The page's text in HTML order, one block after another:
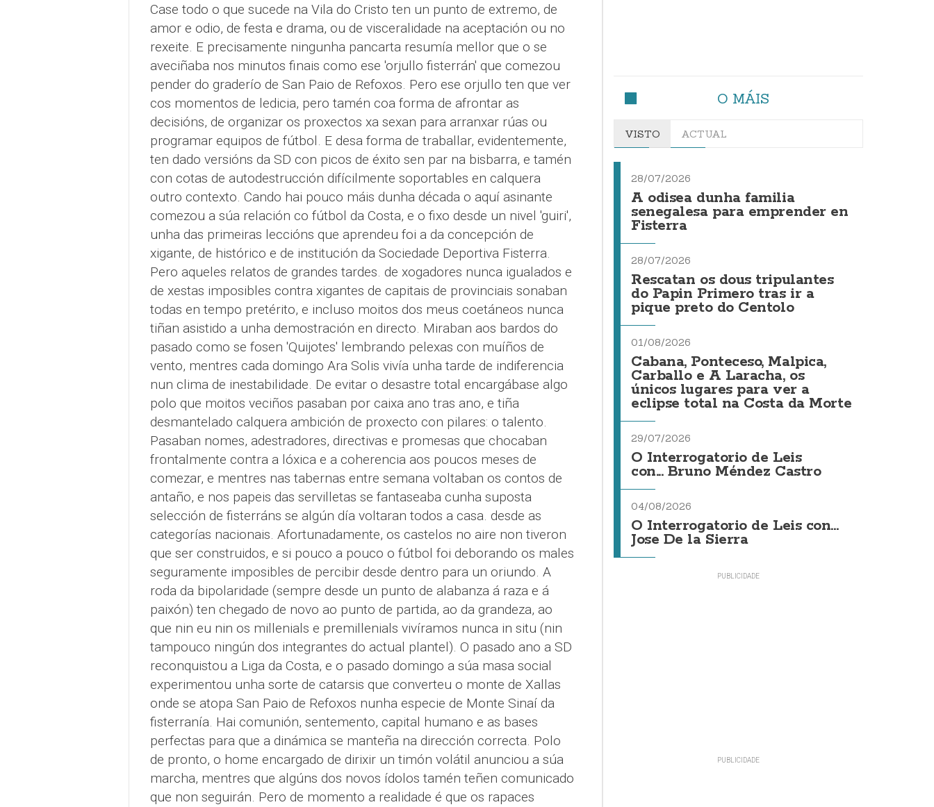
Case todo o que sucede na Vila do Cristo ten un punto de extremo, de
amor e odio, de festa e drama, ou de visceralidade na aceptación ou no
rexeite. E precisamente ningunha pancarta resumía mellor que o se
aveciñaba nos minutos finais como ese 'orjullo fisterrán' que comezou
pender do graderío de San Paio de Refoxos. Pero ese orjullo ten que ver
cos momentos de ledicia, pero tamén coa forma de afrontar as
decisións, de organizar os proxectos xa sexan para arranxar rúas ou
programar equipos de fútbol. E desa forma de traballar, evidentemente,
ten dado versións da SD con picos de éxito sen par na bisbarra, e tamén
con cotas de autodestrucción difícilmente soportables en calquera
outro contexto. Cando hai pouco máis dunha década o aquí asinante
comezou a súa relación co fútbol da Costa, e o fixo desde un nivel 'guiri',
unha das primeiras leccións que aprendeu foi a da concepción de
xigante, de histórico e de institución da Sociedade Deportiva Fisterra.
Pero aqueles relatos de grandes tardes. de xogadores nunca igualados e
de xestas imposibles contra xigantes de capitais de provinciais sonaban
todas en tempo pretérito, e incluso moitos dos meus coetáneos nunca
tiñan asistido a unha demostración en directo. Miraban aos bardos do
pasado como se fosen 'Quijotes' lembrando pelexas con muíños de
vento, mentres cada domingo Ara Solis vivía unha tarde de indiferencia
nun clima de inestabilidade. De evitar o desastre total encargábase algo
polo que moitos veciños pasaban por caixa ano tras ano, e tiña
desmantelado calquera ambición de proxecto con pilares: o talento.
Pasaban nomes, adestradores, directivas e promesas que chocaban
frontalmente contra a lóxica e a coherencia aos poucos meses de
comezar, e mentres nas tabernas entre semana voltaban os contos de
antaño, e nos papeis das servilletas se fantaseaba cunha suposta
selección de fisterráns se algún día voltaran todos a casa. desde as
categorías nacionais. Afortunadamente, os castelos no aire non tiveron
que ser construidos, e si pouco a pouco o fútbol foi deborando os males
seguramente imposibles de percibir desde dentro para un oriundo. A
roda da bipolaridade (sempre desde un punto de alabanza á raza e á
paixón) ten chegado de novo ao punto de partida, ao da grandeza, ao
que nin eu nin os millenials e premillenials vivíramos nunca in situ (nin
tampouco ningún dos integrantes do actual plantel). O pasado ano a SD
reconquistou a Liga da Costa, e o pasado domingo a súa masa social
experimentou unha sorte de catarsis que converteu o monte de Xallas
onde se atopa San Paio de Refoxos nunha especie de Monte Sinaí da
fisterranía. Hai comunión, sentemento, capital humano e as bases
perfectas para que a dinámica se manteña na dirección correcta. Polo
de pronto, o home encargado de dirixir un timón volátil anunciou a súa
marcha, mentres que algúns dos novos ídolos tamén teñen comunicado
que non seguirán. Pero de momento a realidade é que os rapaces
O MÁIS
VISTO ACTUAL
28/07/2026
A odisea dunha familia
senegalesa para emprender en
Fisterra
28/07/2026
Rescatan os dous tripulantes
do Papin Primero tras ir a
pique preto do Centolo
01/08/2026
Cabana, Ponteceso, Malpica,
Carballo e A Laracha, os
únicos lugares para ver a
eclipse total na Costa da Morte
29/07/2026
O Interrogatorio de Leis
con... Bruno Méndez Castro
04/08/2026
O Interrogatorio de Leis con...
Jose De la Sierra